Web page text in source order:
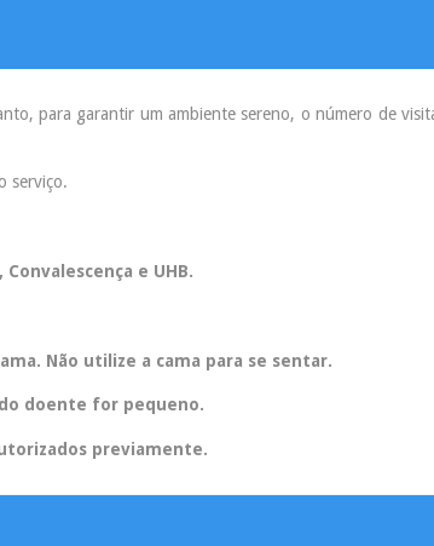
para garantir um ambiente sereno, o número de
serviço.
e UHB.
Não utilize a cama para se sentar.
doente for pequeno.
previamente.